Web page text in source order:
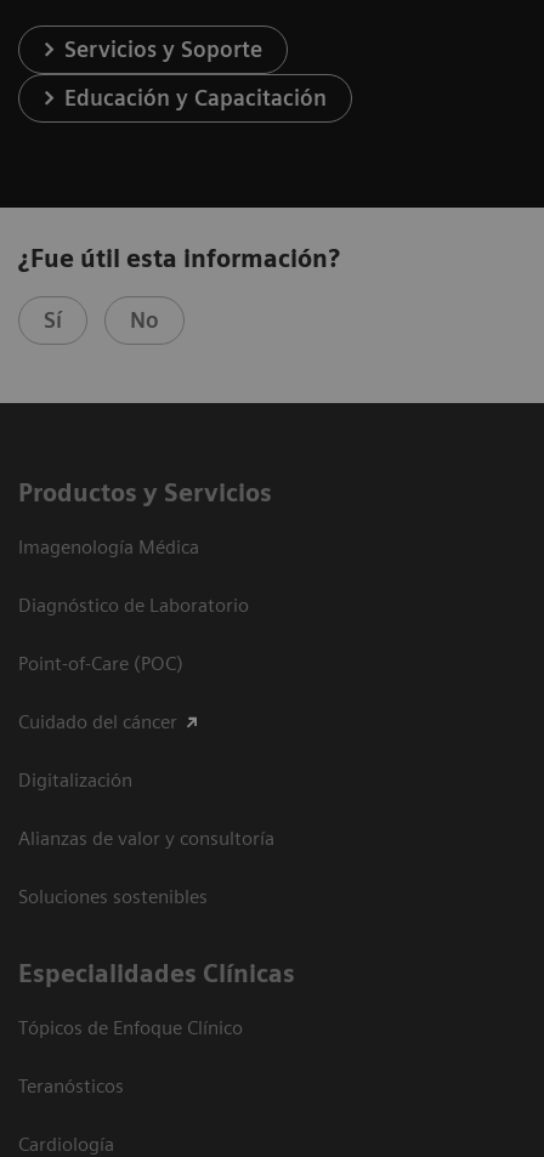
Servicios y Soporte
Educación y Capacitación
¿Fue útil esta información?
Sí No
Productos y Servicios
Imagenología Médica
Diagnóstico de Laboratorio
Point-of-Care (POC)
Cuidado del cáncer
Digitalización
Alianzas de valor y consultoría
Soluciones sostenibles
Especialidades Clínicas
Tópicos de Enfoque Clínico
Teranósticos
Cardiología